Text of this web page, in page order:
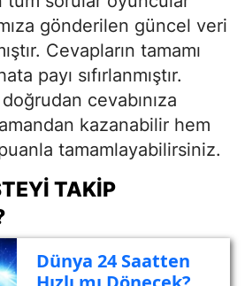
gönderilen güncel veri
Cevapların tamamı
payı sıfırlanmıştır.
cevabınıza
kazanabilir hem
tamamlayabilirsiniz.
TAKIP
Dünya 24 Saatten